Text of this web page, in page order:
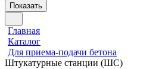
Показать
Главная
Каталог
Для приема-подачи бетона
Штукатурные станции (ШС)